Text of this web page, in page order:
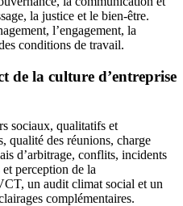
la justice et le bien-être.
l’engagement, la
conditions de travail.
de la culture d’entreprise
sociaux, qualitatifs et
qualité des réunions, charge
d’arbitrage, conflits, incidents
perception de la
un audit climat social et un
complémentaires.